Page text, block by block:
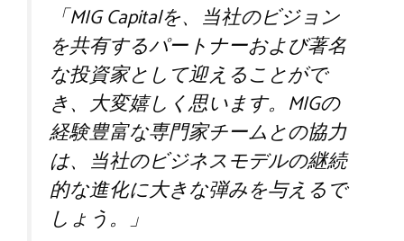
「MIG Capitalを、当社のビジョン
を共有するパートナーおよび著名
な投資家として迎えることがで
き、大変嬉しく思います。MIGの
経験豊富な専門家チームとの協力
は、当社のビジネスモデルの継続
的な進化に大きな弾みを与えるで
しょう。」